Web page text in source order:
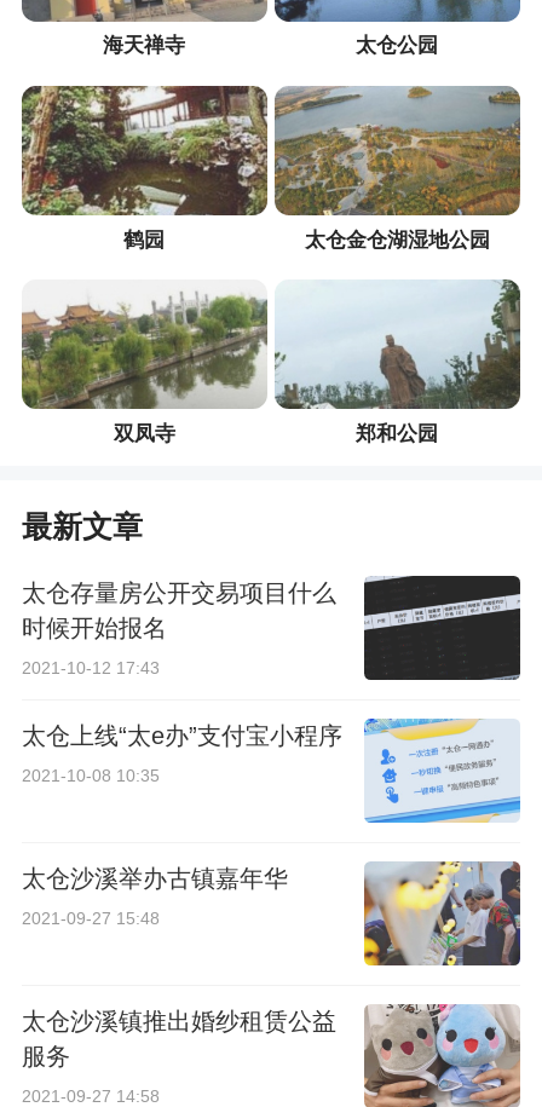
海天禅寺 太仓公园
鹤园 太仓金仓湖湿地公园
双凤寺 郑和公园
最新文章
太仓存量房公开交易项目什么
时候开始报名
2021-10-12 17:43
太仓上线“太e办”支付宝小程序
2021-10-08 10:35
太仓沙溪举办古镇嘉年华
2021-09-27 15:48
太仓沙溪镇推出婚纱租赁公益
服务
2021-09-27 14:58